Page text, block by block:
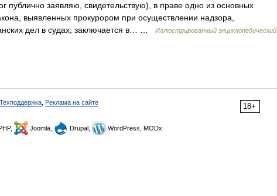
публично заявляю, свидетельствую), в праве одно из основных
выявленных прокурором при осуществлении надзора,
дел в судах; заключается в… …
Иллюстрированный энциклопедический
18+
Техподдержка Реклама на сайте
Joomla, Drupal, WordPress, MODx.